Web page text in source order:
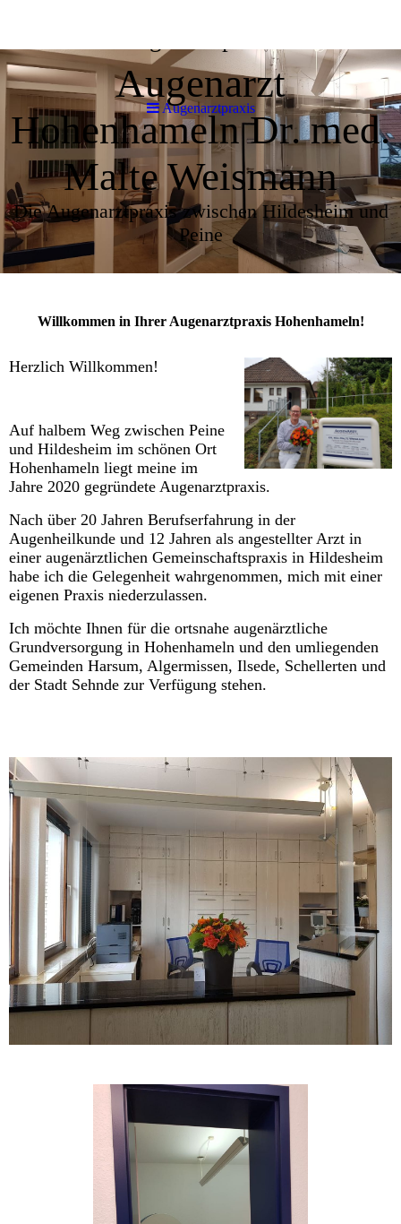
Augenarzt
Hohenhameln Dr. med.
Malte Weismann
Die Augenarztpraxis zwischen Hildesheim und
Peine
Willkommen in Ihrer Augenarztpraxis Hohenhameln!
Herzlich Willkommen!
Auf halbem Weg zwischen Peine
und Hildesheim im schönen Ort
Hohenhameln liegt meine im
Jahre 2020 gegründete Augenarztpraxis.
Nach über 20 Jahren Berufserfahrung in der
Augenheilkunde und 12 Jahren als angestellter Arzt in
einer augenärztlichen Gemeinschaftspraxis in Hildesheim
habe ich die Gelegenheit wahrgenommen, mich mit einer
eigenen Praxis niederzulassen.
Ich möchte Ihnen für die ortsnahe augenärztliche
Grundversorgung in Hohenhameln und den umliegenden
Gemeinden Harsum, Algermissen, Ilsede, Schellerten und
der Stadt Sehnde zur Verfügung stehen.
Augenarztpraxis